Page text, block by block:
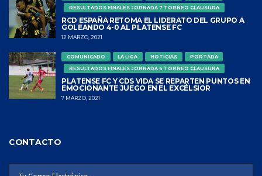
RESULTADOS FINALES JORNADA 7 TORNEO CLAUSURA
RCD ESPAÑA RETOMA EL LIDERATO DEL GRUPO A
GOLEANDO 4-0 AL PLATENSE FC
12 MARZO, 2021
COMUNICADO LA LIGA NOTICIAS
PORTADA
RESULTADOS FINALES JORNADA 6 TORNEO CLAUSURA
PLATENSE FC Y CDS VIDA SE REPARTEN PUNTOS EN
EMOCIONANTE JUEGO EN EL EXCÉLSIOR
7 MARZO, 2021
CONTACTO